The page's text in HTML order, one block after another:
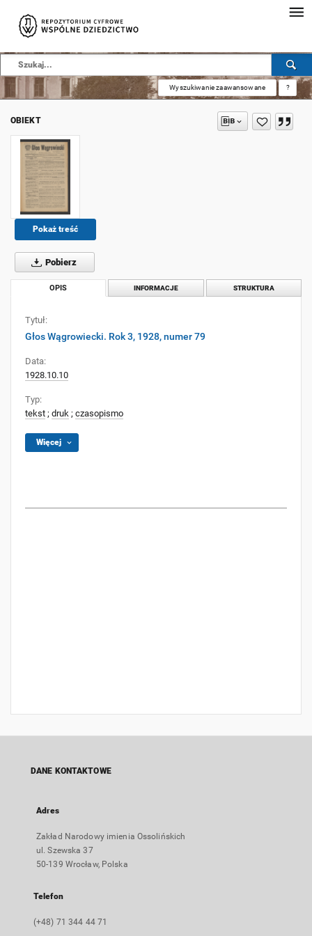
Wyszukiwanie zaawansowane ?
OBIEKT
Pokaż treść
Pobierz
OPIS INFORMACJE STRUKTURA
Tytuł:
Głos Wągrowiecki. Rok 3, 1928, numer 79
Data:
1928.10.10
Typ:
tekst ; druk ; czasopismo
Więcej
DANE KONTAKTOWE
Adres
Zakład Narodowy imienia Ossolińskich
ul. Szewska 37
50-139 Wrocław, Polska
Telefon
(+48) 71 344 44 71